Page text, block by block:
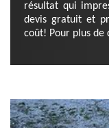
résultat qui
devis gratuit et
coût! Pour plus de